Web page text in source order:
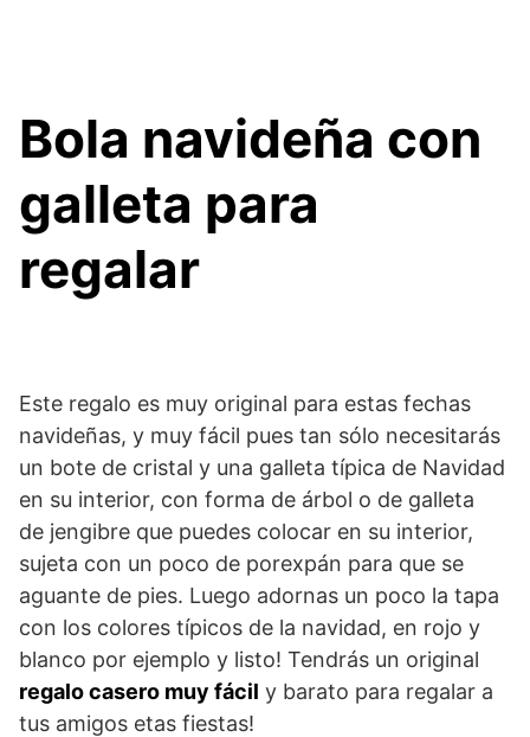
Bola navideña con
galleta para
regalar
Este regalo es muy original para estas fechas
navideñas, y muy fácil pues tan sólo necesitarás
un bote de cristal y una galleta típica de Navidad
en su interior, con forma de árbol o de galleta
de jengibre que puedes colocar en su interior,
sujeta con un poco de porexpán para que se
aguante de pies. Luego adornas un poco la tapa
con los colores típicos de la navidad, en rojo y
blanco por ejemplo y listo! Tendrás un original
regalo casero muy fácil y barato para regalar a
tus amigos etas fiestas!